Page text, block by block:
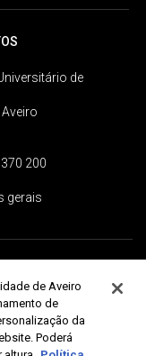
de
200
gerais
de Aveiro
de
da
Poderá